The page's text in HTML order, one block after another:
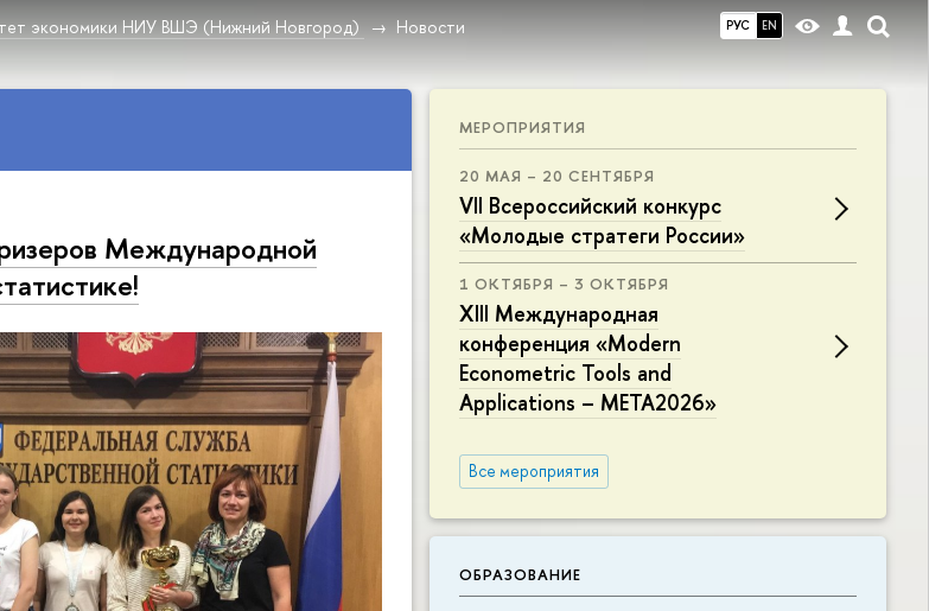
РУС EN
экономики НИУ ВШЭ (Нижний Новгород) Новости
МЕРОПРИЯТИЯ
20 МАЯ – 20 СЕНТЯБРЯ
VII Всероссийский конкурс
«Молодые стратеги России»
1 ОКТЯБРЯ – 3 ОКТЯБРЯ
XIII Международная
конференция «Modern
Econometric Tools and
Applications – META2026»
Все мероприятия
ОБРАЗОВАНИЕ
Международной